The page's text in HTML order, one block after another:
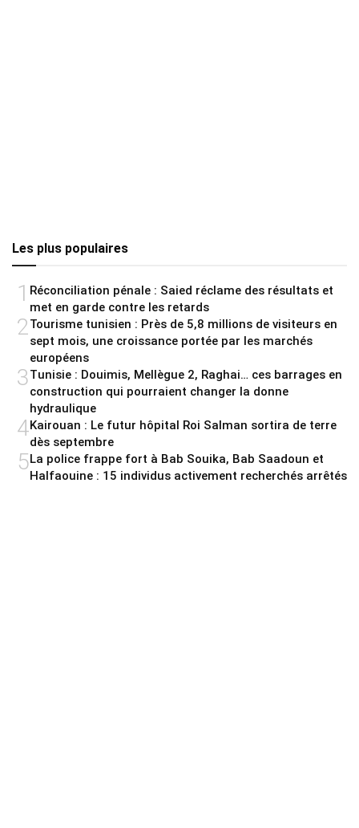
Les plus populaires
1 Réconciliation pénale : Saied réclame des résultats et
met en garde contre les retards
2Tourisme tunisien : Près de 5,8 millions de visiteurs en
sept mois, une croissance portée par les marchés
européens
3Tunisie : Douimis, Mellègue 2, Raghai… ces barrages en
construction qui pourraient changer la donne
hydraulique
4Kairouan : Le futur hôpital Roi Salman sortira de terre
dès septembre
5La police frappe fort à Bab Souika, Bab Saadoun et
Halfaouine : 15 individus activement recherchés arrêtés